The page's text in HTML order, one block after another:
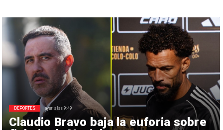
Claudio Bravo baja la euforia sobre
DEPORTES ayer a las 9:49